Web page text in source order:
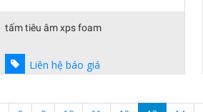
tấm tiêu âm xps foam
Liên hệ báo giá